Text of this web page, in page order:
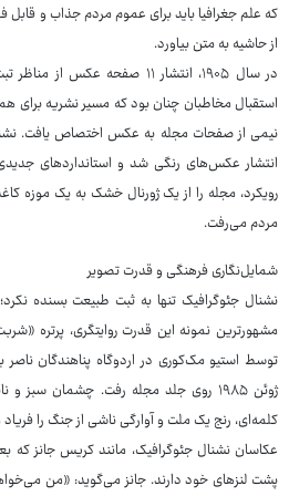
که علم جغرافیا باید برای عموم مردم جذاب و قابل
از حاشیه به متن بیاورد.
در سال ۱۹۰۵، انتشار ۱۱ صفحه
انتشار عکس‌های رنگی شد و استانداردهای
رویکرد، مجله را از یک ژورنال خشک به یک موزه
مردم می‌رفت.
شمایل‌نگاری فرهنگی و قدرت تصویر
نشنال جئوگرافیک تنها به ثبت طبیعت بسنده
مشهورترین نمونه این قدرت روایتگری، پرتره
ژوئن ۱۹۸۵ روی جلد مجله رفت. چشمان
کلمه‌ای، رنج یک ملت و آوارگی ناشی از جنگ را
عکاسان نشنال جئوگرافیک، مانند کریس جانز که
پشت لنزهای خود دارند. جانز می‌گوید: «من